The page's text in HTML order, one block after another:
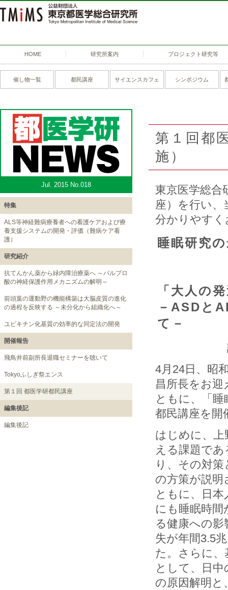
HOME 研究所案内 プロジェクト研究等
催し物一覧 都民講座 サイエンスカフェ シンポジウム
Jul. 2015 No.018
特集
ALS等神経難病療養者への看護ケアおよび療
養支援システムの開発・評価（難病ケア看
護）
研究紹介
抗てんかん薬から緑内障治療薬へ ～バルプロ
酸の神経保護作用メカニズムの解明～
前頭葉の運動野の機能構築は大脳皮質の進化
の過程を反映する ～未分化から組織化へ～
ユビキチン化基質の効率的な同定法の開発
開催報告
飛鳥井前副所長退職セミナーを聴いて
Tokyoふしぎ祭エンス
第１回 都医学研都民講座
編集後記
編集後記
第１回都
施）
東京医学総合
座）を行い、
分かりやす
睡眠研究
「大人の
－ASDと
て－
4月24日、昭
昌所長をお迎
ともに、「
都民講座を開
はじめに、上
える課題で
り、その対
の方策が説明
ともに、日
にも睡眠時
る健康への影
失が年間3.5
た。さらに、
として、日
の原因解明と